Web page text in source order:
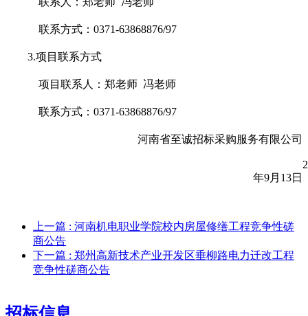
联系方式： 0371-63868876/97
3.项目联系方式
项目联系人：郑老师 冯老师
联系方式： 0371-63868876/97
河南省至诚招标采购服务有限公司
年9月 13日
上一篇 : 河南机电职业学院校内房屋修缮工程竞争性磋
商公告
下一篇 : 郑州高新技术产业开发区垂柳路电力迁改工程
竞争性磋商公告